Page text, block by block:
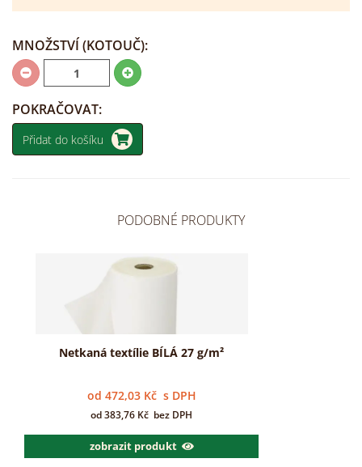
MNOŽSTVÍ (KOTOUČ):
POKRAČOVAT:
Přidat do košíku
PODOBNÉ PRODUKTY
Netkaná textílie BÍLÁ 27 g/m²
od 472,03 Kč s DPH
od383,76 Kč bez DPH
zobrazit produkt